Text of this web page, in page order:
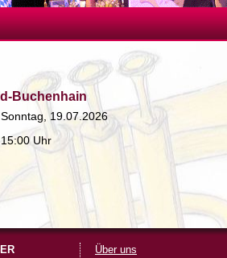
Buchenhain
Sonntag, 19.07.2026
15:00 Uhr
Über uns